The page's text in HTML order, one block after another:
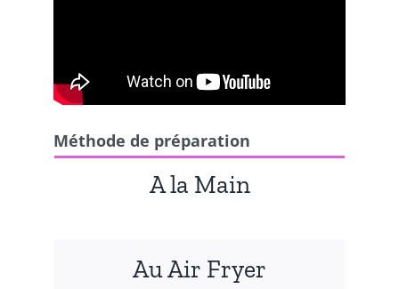
Méthode de préparation
A la Main
Au Air Fryer